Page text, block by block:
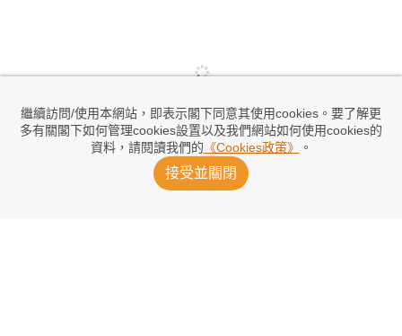
繼續訪問/使用本網站，即表示閣下同意其使用cookies。要了解更
多有關閣下如何管理cookies設置以及我們網站如何使用cookies的
資料，請閱讀我們的 《Cookies政策》 。
接受並關閉